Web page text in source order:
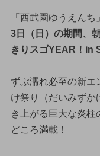
「西武園ゆうえんち
3日（日）の期間、
きりスゴYEAR！in
ずぶ濡れ必至の新エ
け祭り（だいみずか
き上がる巨大な炎柱
どころ満載！